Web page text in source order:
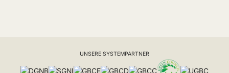
UNSERE SYSTEMPARTNER